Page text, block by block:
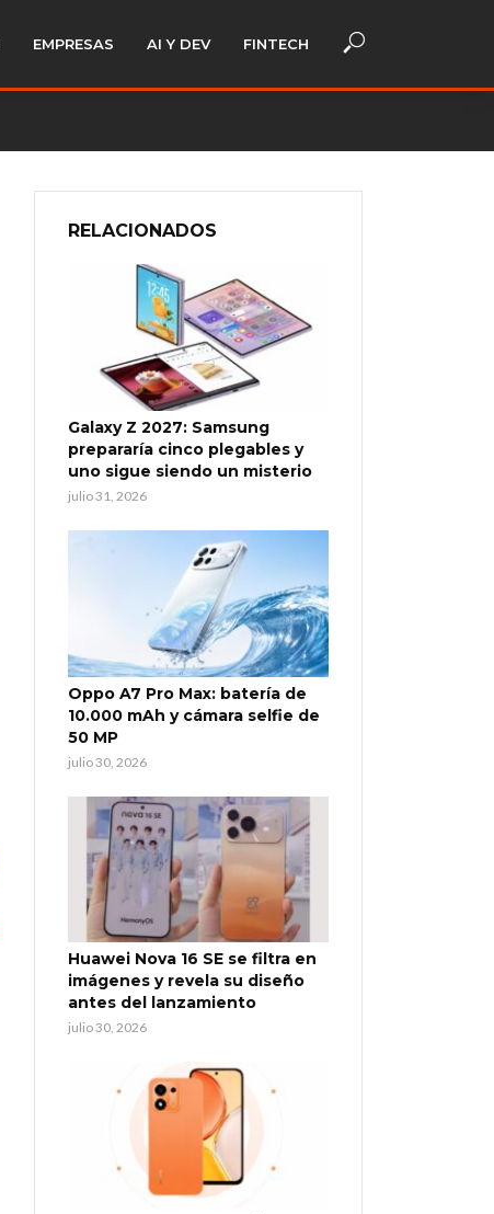
EMPRESAS AI Y DEV FINTECH
RELACIONADOS
Galaxy Z 2027: Samsung
prepararía cinco plegables y
uno sigue siendo un misterio
julio 31, 2026
Oppo A7 Pro Max: batería de
10.000 mAh y cámara selfie de
50 MP
julio 30, 2026
Huawei Nova 16 SE se filtra en
imágenes y revela su diseño
antes del lanzamiento
julio 30, 2026